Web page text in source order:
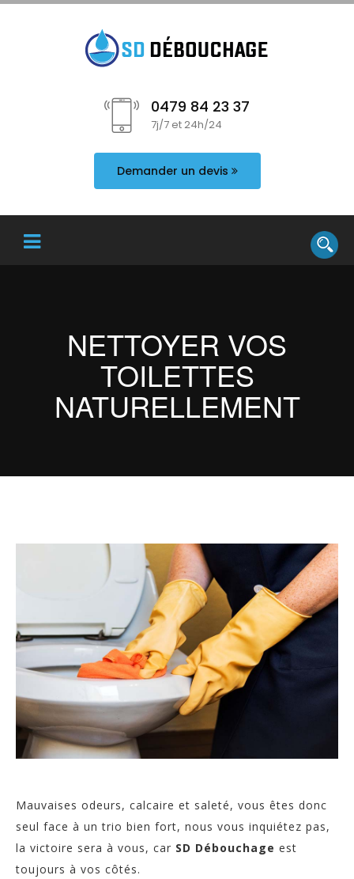
0479 84 23 37
7j/7 et 24h/24
Demander un devis
NETTOYER VOS
TOILETTES
NATURELLEMENT
Mauvaises odeurs, calcaire et saleté, vous êtes donc
seul face à un trio bien fort, nous vous inquiétez pas,
la victoire sera à vous, car SD Débouchage est
toujours à vos côtés.